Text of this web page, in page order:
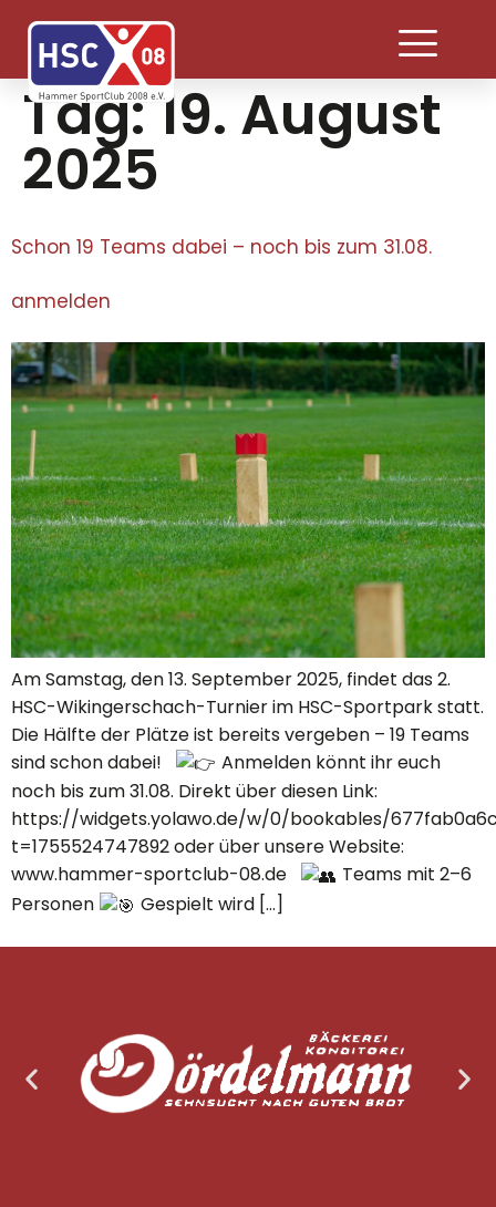
Tag:19. August
2025
Schon 19 Teams dabei – noch bis zum 31.08.
anmelden
Am Samstag, den 13. September 2025, findet das 2.
HSC-Wikingerschach-Turnier im HSC-Sportpark statt.
Die Hälfte der Plätze ist bereits vergeben – 19 Teams
sind schon dabei!
Anmelden könnt ihr euch
noch bis zum 31.08. Direkt über diesen Link:
https://widgets.yolawo.de/w/0/bookables/
t=1755524747892 oder über unsere Website:
www.hammer-sportclub-08.de
Teams mit 2–6
Personen
Gespielt wird […]